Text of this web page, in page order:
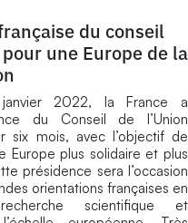
du conseil
pour une Europe de la
2022, la France a
du Conseil de l’Union
six mois, avec l’objectif de
Europe plus solidaire et plus
présidence sera l’occasion
orientations françaises en
scientifique et